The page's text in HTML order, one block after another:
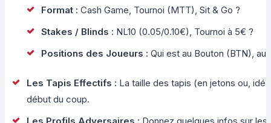
Format : Cash Game, Tournoi (MTT), Sit & Go ?
Stakes / Blinds : NL10 (0.05/0.10€), Tournoi à 5€ ?
Positions des Joueurs : Qui est au Bouton (BTN), au
Les Tapis Effectifs : La taille des tapis (en jetons ou,
début du coup.